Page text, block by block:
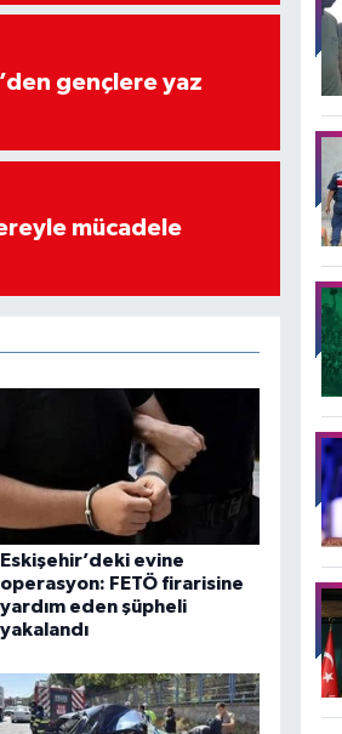
gençlere yaz
mücadele
Eskişehir’deki evine
operasyon: FETÖ firarisine
yardım eden şüpheli
yakalandı